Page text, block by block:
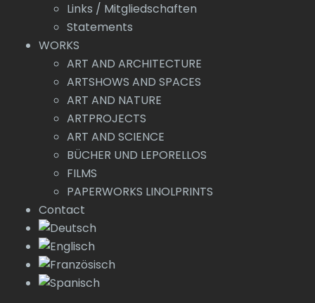
Links / Mitgliedschaften
Statements
WORKS
ART AND ARCHITECTURE
ARTSHOWS AND SPACES
ART AND NATURE
ARTPROJECTS
ART AND SCIENCE
BÜCHER UND LEPORELLOS
FILMS
PAPERWORKS LINOLPRINTS
Contact